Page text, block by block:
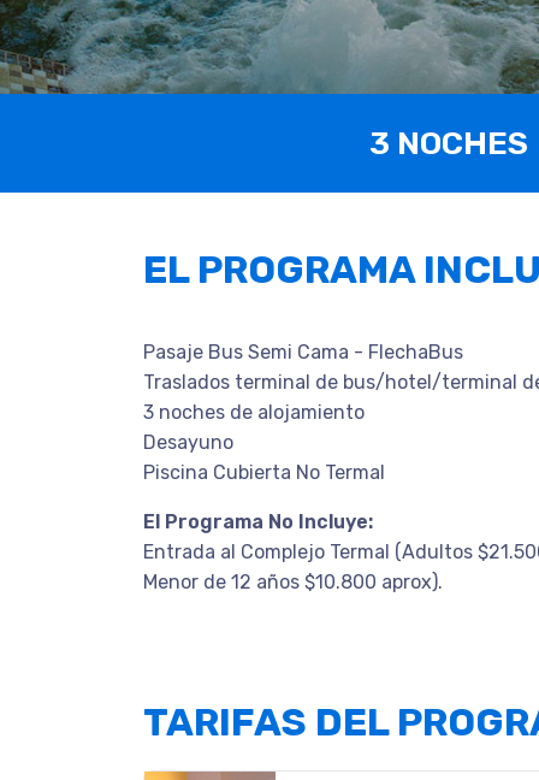
3 NOCHES
EL PROGRAMA
Pasaje Bus Semi Cama - FlechaBus
Traslados terminal de bus/hotel/terminal
3 noches de alojamiento
Desayuno
Piscina Cubierta No Termal
El Programa No Incluye:
Entrada al Complejo Termal (Adultos
Menor de 12 años $10.800 aprox).
TARIFAS DEL